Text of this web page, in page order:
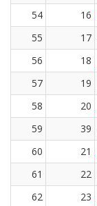
54
16
55
17
56
18
57
19
58
20
59
39
60
21
61
22
62
23